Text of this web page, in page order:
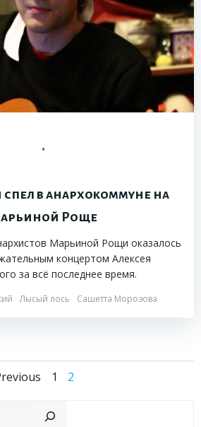
•
спел в анархокоммуне на
Роще
Марьиной Рощи оказалось
концертом Алексея
за всё последнее время.
Лысый лось Сашетта Морозова
по
Страница
1 Страница
2